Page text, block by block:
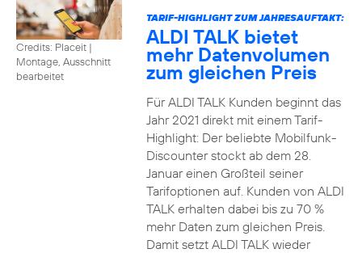
Credits: Placeit |
Montage, Ausschnitt
bearbeitet
TARIF-HIGHLIGHT ZUM JAHRESAUFTAKT:
ALDI TALK bietet
mehr Datenvolumen
zum gleichen Preis
Für ALDI TALK Kunden beginnt das
Jahr 2021 direkt mit einem Tarif-
Highlight: Der beliebte Mobilfunk-
Discounter stockt ab dem 28.
Januar einen Großteil seiner
Tarifoptionen auf. Kunden von ALDI
TALK erhalten dabei bis zu 70 %
mehr Daten zum gleichen Preis.
Damit setzt ALDI TALK wieder